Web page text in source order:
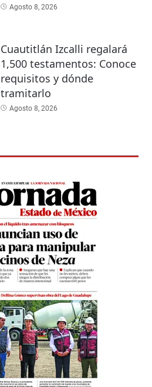
Agosto 8, 2026
Cuautitlán Izcalli regalará
1,500 testamentos: Conoce
requisitos y dónde
tramitarlo
Agosto 8, 2026